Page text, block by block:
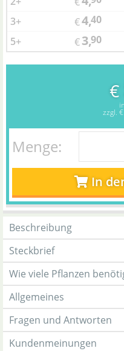
3+
€4,40
5+
€3,90
€
zzgl.
Menge:
In
Beschreibung
Steckbrief
Wie viele Pflanzen
Allgemeines
Fragen und Antworten
Kundenmeinungen